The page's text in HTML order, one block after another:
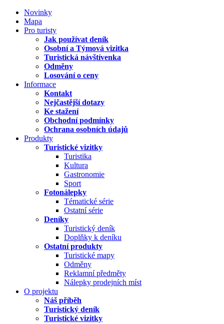
Novinky
Mapa
Pro turisty
Jak používat deník
Osobní a Týmová vizitka
Turistická návštívenka
Odměny
Losování o ceny
Informace
Kontakt
Nejčastější dotazy
Ke stažení
Obchodní podmínky
Ochrana osobních údajů
Produkty
Turistické vizitky
Turistika
Kultura
Gastronomie
Sport
Fotonálepky
Tématické série
Ostatní série
Deníky
Turistický deník
Doplňky k deníku
Ostatní produkty
Turistické mapy
Odměny
Reklamní předměty
Nálepky prodejních míst
O projektu
Náš příběh
Turistický deník
Turistické vizitky